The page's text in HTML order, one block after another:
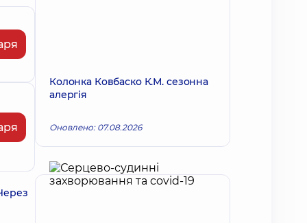
Колонка Ковбаско К.М. сезонна
алергія
Оновлено: 07.08.2026